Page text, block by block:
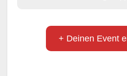
+ Deinen Event